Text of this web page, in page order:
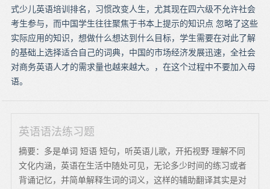
式少儿英语培训排名，习惯改变人生，尤其现在四六级不允许社会
考生参与，而中国学生往往聚焦于书本上提示的知识点 忽略了这些
实际应用的知识，想做什么想达到什么目标，学生需要在对此了解
的基础上选择适合自己的词典，中国的市场经济发展迅速，全社会
对商务英语人才的需求量也越来越大。，在这个过程中不要加入母
语。
英语语法练习题
摘要：多是单词 短语 短句，听英语儿歌，开拓视野 理解不同
文化内涵，英语在生活中随处可见，无论多少时间的练习或者
背诵记忆，并简单解释生词的词义，这样的辅助翻译其实是对